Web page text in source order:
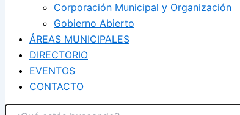
Corporación Municipal y Organización
Gobierno Abierto
ÁREAS MUNICIPALES
DIRECTORIO
EVENTOS
CONTACTO